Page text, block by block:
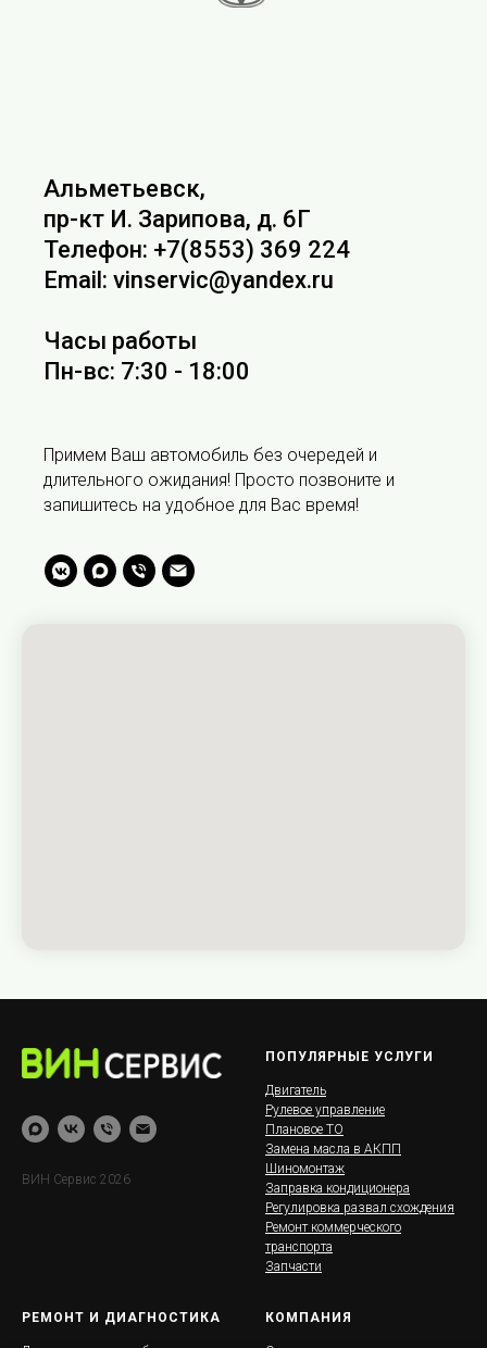
Альметьевск,
пр-кт И. Зарипова, д. 6Г
Телефон: +7(8553) 369 224
Email: vinservic@yandex.ru
Часы работы
Пн-вс: 7:30 - 18:00
Примем Ваш автомобиль без очередей и
длительного ожидания! Просто позвоните и
запишитесь на удобное для Вас время!
ВИН Сервис 2026
ПОПУЛЯРНЫЕ УСЛУГИ
Двигатель
Рулевое управление
Плановое ТО
Замена масла в АКПП
Шиномонтаж
Заправка кондиционера
Регулировка развал схождения
Ремонт коммерческого
транспорта
Запчасти
РЕМОНТ И ДИАГНОСТИКА КОМПАНИЯ